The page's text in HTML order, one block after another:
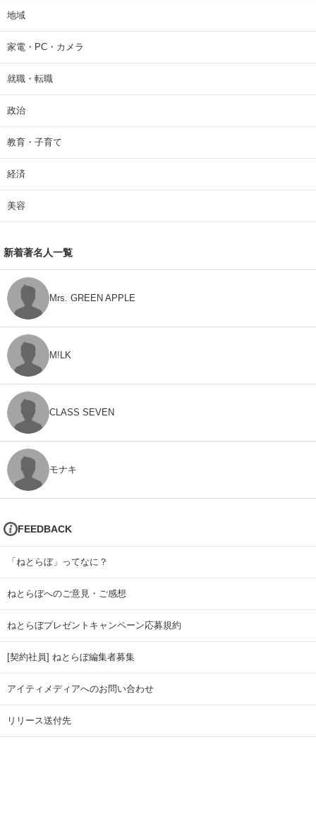
地域
家電・PC・カメラ
就職・転職
政治
教育・子育て
経済
美容
新着著名人一覧
Mrs. GREEN APPLE
M!LK
CLASS SEVEN
モナキ
FEEDBACK
「ねとらぼ」ってなに？
ねとらぼへのご意見・ご感想
ねとらぼプレゼントキャンペーン応募規約
[契約社員] ねとらぼ編集者募集
アイティメディアへのお問い合わせ
リリース送付先